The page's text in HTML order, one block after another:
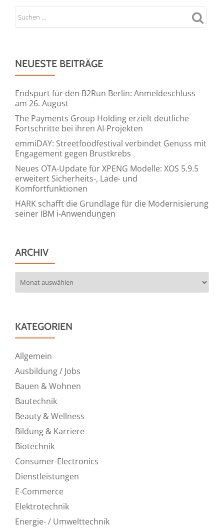
NEUESTE BEITRÄGE
Endspurt für den B2Run Berlin: Anmeldeschluss
am 26. August
The Payments Group Holding erzielt deutliche
Fortschritte bei ihren AI-Projekten
emmiDAY: Streetfoodfestival verbindet Genuss mit
Engagement gegen Brustkrebs
Neues OTA-Update für XPENG Modelle: XOS 5.9.5
erweitert Sicherheits-, Lade- und
Komfortfunktionen
HARK schafft die Grundlage für die Modernisierung
seiner IBM i-Anwendungen
ARCHIV
KATEGORIEN
Allgemein
Ausbildung / Jobs
Bauen & Wohnen
Bautechnik
Beauty & Wellness
Bildung & Karriere
Biotechnik
Consumer-Electronics
Dienstleistungen
E-Commerce
Elektrotechnik
Energie- / Umwelttechnik